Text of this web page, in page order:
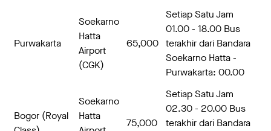
Purwakarta
Soekarno
Hatta
Airport
(CGK)
65,000
Setiap Satu Jam
01.00 - 18.00 Bus
terakhir dari Bandara
Soekarno Hatta -
Purwakarta: 00.00
Bogor (Royal
Soekarno
Hatta
75,000
Setiap Satu Jam
02.30 - 20.00 Bus
terakhir dari Bandara